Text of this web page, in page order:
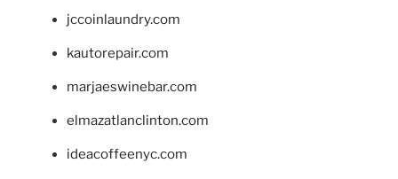
jccoinlaundry.com
kautorepair.com
marjaeswinebar.com
elmazatlanclinton.com
ideacoffeenyc.com